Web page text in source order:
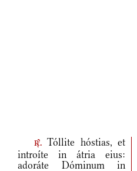
r. Tóllite hóstias, et
introíte in átria eius:
adoráte Dóminum in